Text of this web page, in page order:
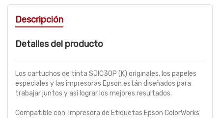
Descripción
Detalles del producto
Los cartuchos de tinta SJIC30P (K) originales, los papeles
especiales y las impresoras Epson están diseñados para
trabajar juntos y así lograr los mejores resultados.
Compatible con: Impresora de Etiquetas Epson ColorWorks